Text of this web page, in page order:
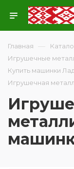
Главная —
Игрушечные
Купить машинки
Игрушечная